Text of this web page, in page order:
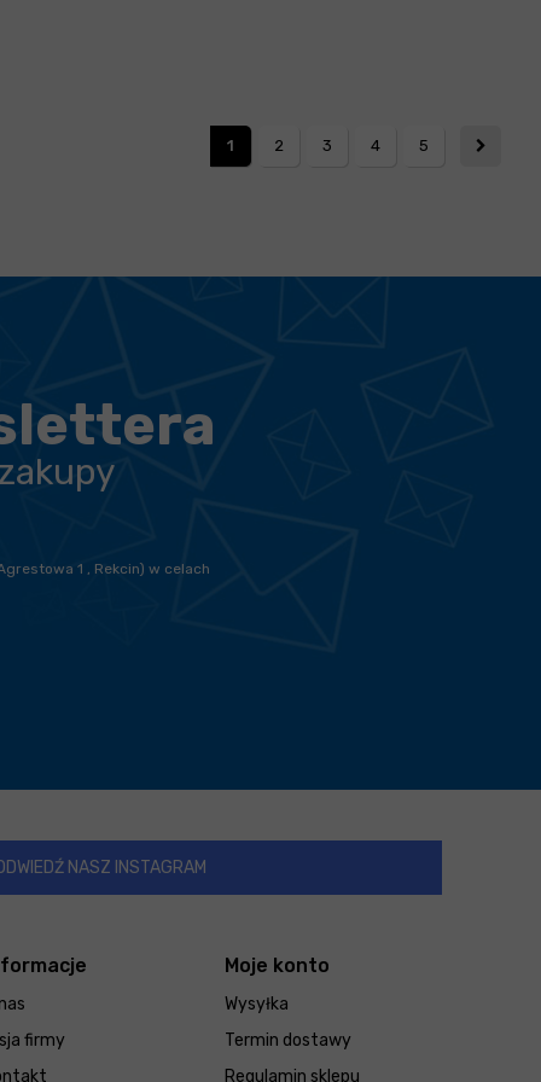
1 2 3 4 5
1 , Rekcin) w celach
NASZ INSTAGRAM
firmy
Moje konto
Wysyłka
Termin dostawy
Regulamin sklepu